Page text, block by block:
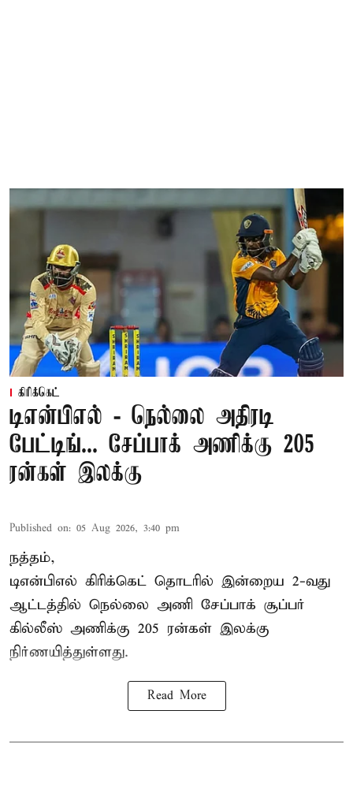
கிரிக்கெட்
டிஎன்பிஎல் - நெல்லை அதிரடி
பேட்டிங்... சேப்பாக் அணிக்கு 205
ரன்கள் இலக்கு
Published on: 05 Aug 2026, 3:40 pm
நத்தம்,
டிஎன்பிஎல் கிரிக்கெட் தொடரில் இன்றைய 2-வது
ஆட்டத்தில் நெல்லை அணி சேப்பாக் சூப்பர்
கில்லீஸ் அணிக்கு 205 ரன்கள் இலக்கு
நிர்ணயித்துள்ளது.
Read More